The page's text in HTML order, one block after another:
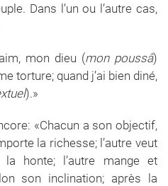
Dans l’un ou l’autre cas,
mon dieu (mon poussâ)
torture; quand j’ai bien diné,
).»
«Chacun a son objectif,
la richesse; l’autre veut
honte; l’autre mange et
son inclination; après la